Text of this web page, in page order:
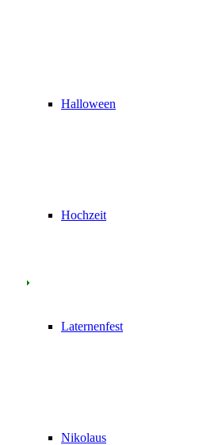
Halloween
Hochzeit
Laternenfest
Nikolaus